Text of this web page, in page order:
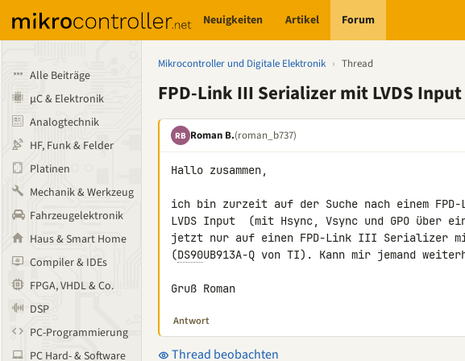
Neuigkeiten Artikel Forum
Alle Beiträge
µC & Elektronik
Analogtechnik
HF, Funk & Felder
Platinen
Mechanik & Werkzeug
Fahrzeugelektronik
Haus & Smart Home
Compiler & IDEs
FPGA, VHDL & Co.
DSP
PC-Programmierung
PC Hard- & Software
Mikrocontroller und Digitale Elektronik › Thread
FPD-Link III Serializer mit LVDS Input
RB Roman B.(roman_b737)
Hallo zusammen,
ich bin zurzeit auf der Suche nach einem
LVDS Input  (mit Hsync, Vsync und GPO
jetzt nur auf einen FPD-Link III Serializer mit
(DS90UB913A-Q von TI). Kann mir jemand
Gruß Roman
Antwort
Thread beobachten